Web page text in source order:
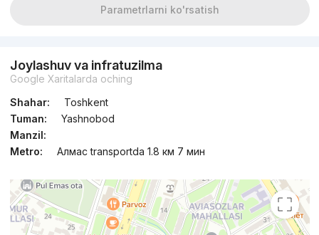
Parametrlarni ko'rsatish
Joylashuv va infratuzilma
Google Xaritalarda oching
Shahar:
Toshkent
Tuman:
Yashnobod
Manzil:
Metro:
Алмас transportda 1.8 км 7 мин